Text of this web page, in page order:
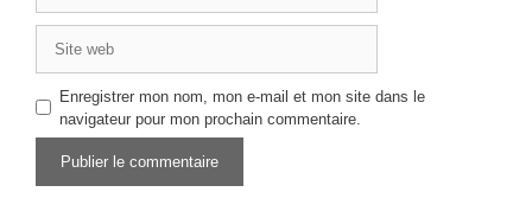
web
Enregistrer mon nom, mon e-mail et mon site dans le
navigateur pour mon prochain commentaire.